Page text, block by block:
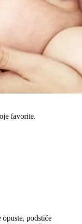
favorite.
opuste, podstiče